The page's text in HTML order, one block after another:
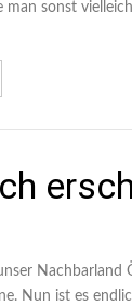
man sonst
Nun ist es